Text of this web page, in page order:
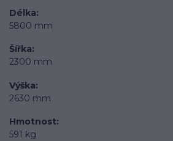
Délka
5800 mm
Šířka
2300 mm
Výška
2630 mm
Hmotnost
591 kg